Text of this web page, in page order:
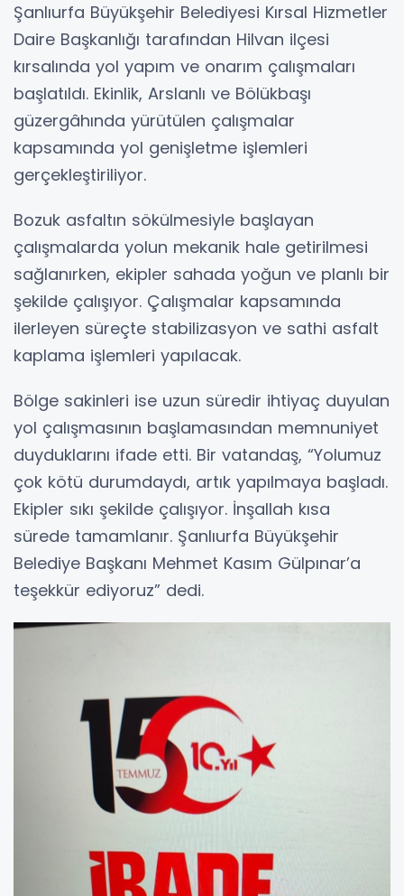
Şanlıurfa Büyükşehir Belediyesi Kırsal Hizmetler
Daire Başkanlığı tarafından Hilvan ilçesi
kırsalında yol yapım ve onarım çalışmaları
başlatıldı. Ekinlik, Arslanlı ve Bölükbaşı
güzergâhında yürütülen çalışmalar
kapsamında yol genişletme işlemleri
gerçekleştiriliyor.
Bozuk asfaltın sökülmesiyle başlayan
çalışmalarda yolun mekanik hale getirilmesi
sağlanırken, ekipler sahada yoğun ve planlı bir
şekilde çalışıyor. Çalışmalar kapsamında
ilerleyen süreçte stabilizasyon ve sathi asfalt
kaplama işlemleri yapılacak.
Bölge sakinleri ise uzun süredir ihtiyaç duyulan
yol çalışmasının başlamasından memnuniyet
duyduklarını ifade etti. Bir vatandaş, “Yolumuz
çok kötü durumdaydı, artık yapılmaya başladı.
Ekipler sıkı şekilde çalışıyor. İnşallah kısa
sürede tamamlanır. Şanlıurfa Büyükşehir
Belediye Başkanı Mehmet Kasım Gülpınar’a
teşekkür ediyoruz” dedi.